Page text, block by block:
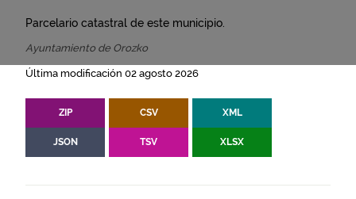
Parcelario catastral de este municipio.
Ayuntamiento de Orozko
Última modificación 02 agosto 2026
ZIP CSV XML
JSON TSV XLSX